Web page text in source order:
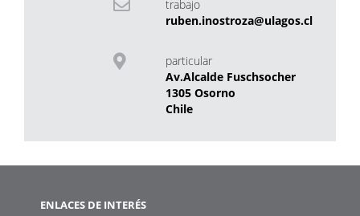
trabajo
ruben.inostroza@ulagos.cl
particular
Av.Alcalde Fuschsocher
1305 Osorno
Chile
ENLACES DE INTERÉS